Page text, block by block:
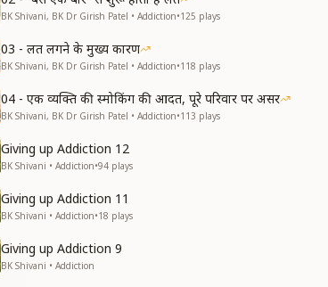
BK Shivani, BK Dr Girish Patel • Addiction•125 plays
03 - लत लगने के मुख्य कारण
BK Shivani, BK Dr Girish Patel • Addiction•118 plays
04 - एक व्यक्ति की स्मोकिंग की आदत, पूरे परिवार पर असर
BK Shivani, BK Dr Girish Patel • Addiction•113 plays
Giving up Addiction 12
BK Shivani • Addiction•94 plays
Giving up Addiction 11
BK Shivani • Addiction•18 plays
Giving up Addiction 9
BK Shivani • Addiction